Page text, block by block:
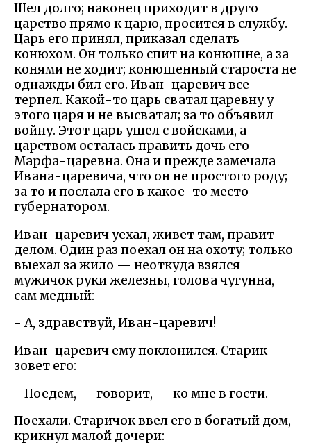
Шел долго; наконец приходит в друго
царство прямо к царю, просится в службу.
Царь его принял, приказал сделать
конюхом. Он только спит на конюшне, а за
конями не ходит; конюшенный староста не
однажды бил его. Иван-царевич все
терпел. Какой-то царь сватал царевну у
этого царя и не высватал; за то объявил
войну. Этот царь ушел с войсками, а
царством осталась править дочь его
Марфа-царевна. Она и прежде замечала
Ивана-царевича, что он не простого роду;
за то и послала его в какое-то место
губернатором.
Иван-царевич уехал, живет там, правит
делом. Один раз поехал он на охоту; только
выехал за жило — неоткуда взялся
мужичок руки железны, голова чугунна,
сам медный:
- А, здравствуй, Иван-царевич!
Иван-царевич ему поклонился. Старик
зовет его:
- Поедем, — говорит, — ко мне в гости.
Поехали. Старичок ввел его в богатый дом,
крикнул малой дочери: